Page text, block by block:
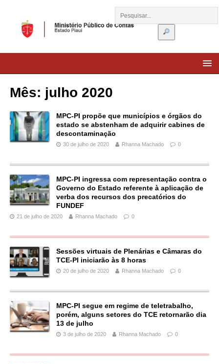
Mês: julho 2020
MPC-PI propõe que municípios e órgãos do
estado se abstenham de adquirir cabines de
descontaminação
30 de julho de 2020 Rhanna Machado 0
MPC-PI ingressa com representação contra o
Governo do Estado referente à aplicação de
verba dos recursos dos precatórios do
FUNDEF
21 de julho de 2020 Rhanna Machado 0
Sessões virtuais de Plenárias e Câmaras do
TCE-PI iniciarão às 8 horas
20 de julho de 2020 Rhanna Machado 0
MPC-PI segue em regime de teletrabalho,
porém, alguns setores do TCE retornarão dia
13 de julho
3 de julho de 2020 Rhanna Machado 0